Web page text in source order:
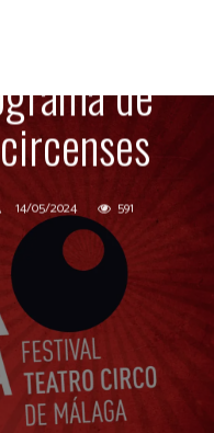
de
14/05/2024 591